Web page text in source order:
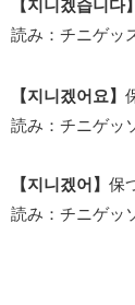
【지니겠습니다】
読み：チニゲッ
【지니겠어요】
読み：チニゲッ
【지니겠어】 保
読み：チニゲッ